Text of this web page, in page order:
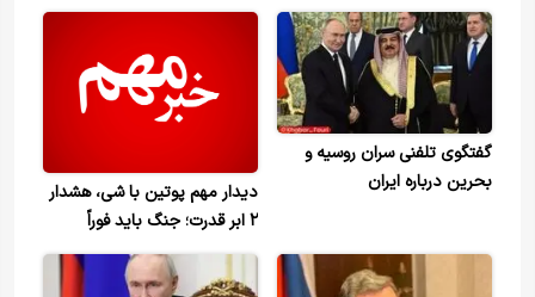
گفتگوی تلفنی سران روسیه و
بحرین درباره ایران
دیدار مهم پوتین با شی، هشدار
۲ ابر قدرت؛ جنگ باید فوراً
متوقف شود